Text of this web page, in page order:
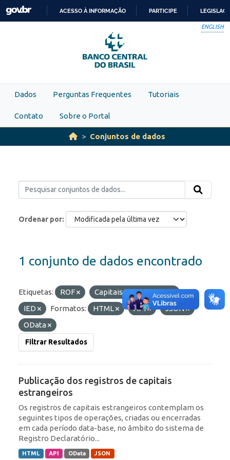
Skip to main content
PARA
O
CONTEÚDO
ACESSO À INFORMAÇÃO PARTICIPE
ENGLISH
Dados Perguntas Frequentes Tutoriais
Contato Sobre o Portal
Conjuntos de dados
Ordenar por
1 conjunto de dados encontrado
Etiquetas: ROF
Capitais Estrangeiros
IED
Formatos: HTML API
JSON
OData
Filtrar Resultados
Publicação dos registros de capitais
estrangeiros
Os registros de capitais estrangeiros contemplam os
seguintes tipos de operações, criadas ou encerradas
em cada período data-base, no âmbito do sistema de
Registro Declaratório...
HTML API OData JSON